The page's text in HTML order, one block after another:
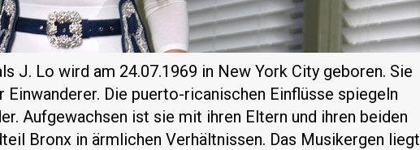
J. Lo wird am 24.07.1969 in New York City geboren. Sie
Die puerto-ricanischen Einflüsse spiegeln
Aufgewachsen ist sie mit ihren Eltern und ihren beiden
Bronx in ärmlichen Verhältnissen. Das Musikergen liegt